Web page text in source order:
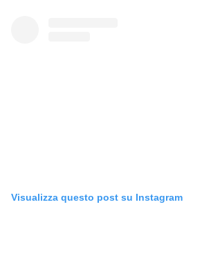
Visualizza questo post su Instagram